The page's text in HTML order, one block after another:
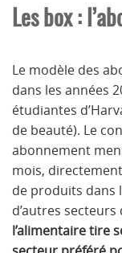
Les box :
Le modèle des
dans les années
étudiantes
de beauté). Le
abonnement
mois,
de produits dans
d’autres
l’alimentaire tire